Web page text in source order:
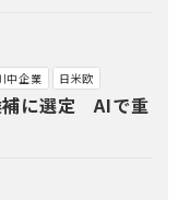
中企業 日米欧
補に選定 AIで重